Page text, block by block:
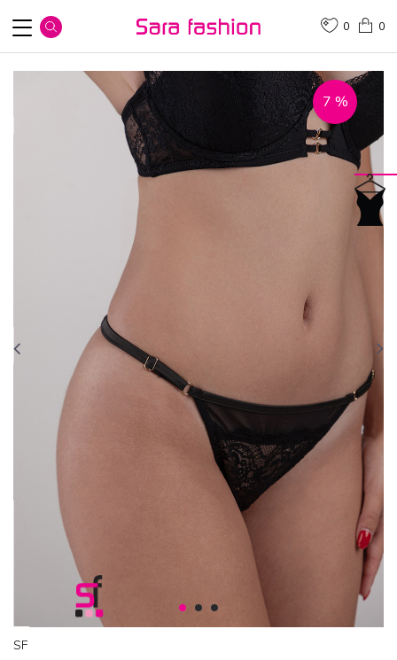
0
0
1 2 3
7 %
SF